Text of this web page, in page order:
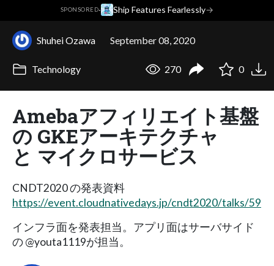
SPONSORED· Ship Features Fearlessly→
Shuhei Ozawa September 08, 2020
Technology 270 0
Amebaアフィリエイト基盤
の GKEアーキテクチャ
と マイクロサービス
CNDT2020 の発表資料
https://event.cloudnativedays.jp/cndt2020/talks/59
インフラ面を発表担当。アプリ面はサーバサイド
の @youta1119が担当。